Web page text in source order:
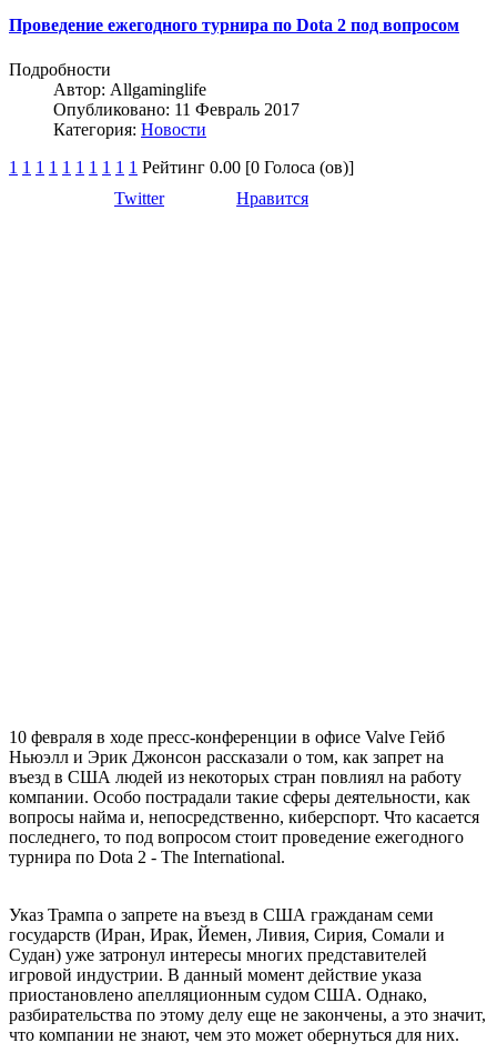
Проведение ежегодного турнира по Dota 2 под вопросом
Подробности
Автор: Allgaminglife
Опубликовано: 11 Февраль 2017
Категория: Новости
1 1 1 1 1 1 1 1 1 1 Рейтинг 0.00 [0 Голоса (ов)]
Twitter
Нравится
10 февраля в ходе пресс-конференции в офисе Valve Гейб
Ньюэлл и Эрик Джонсон рассказали о том, как запрет на
въезд в США людей из некоторых стран повлиял на работу
компании. Особо пострадали такие сферы деятельности, как
вопросы найма и, непосредственно, киберспорт. Что касается
последнего, то под вопросом стоит проведение ежегодного
турнира по Dota 2 - The International.
Указ Трампа о запрете на въезд в США гражданам семи
государств (Иран, Ирак, Йемен, Ливия, Сирия, Сомали и
Судан) уже затронул интересы многих представителей
игровой индустрии. В данный момент действие указа
приостановлено апелляционным судом США. Однако,
разбирательства по этому делу еще не закончены, а это значит,
что компании не знают, чем это может обернуться для них.